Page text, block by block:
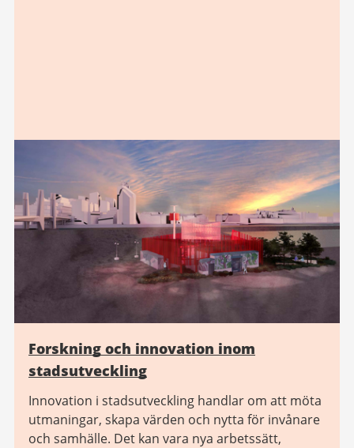
Forskning och innovation inom
stadsutveckling
Innovation i stadsutveckling handlar om att möta
utmaningar, skapa värden och nytta för invånare
och samhälle. Det kan vara nya arbetssätt,